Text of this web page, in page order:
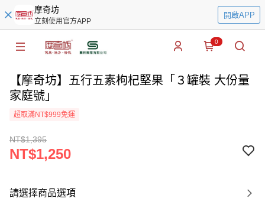
摩奇坊
立刻使用官方APP
開啟APP
0
【摩奇坊】五行五素枸杞堅果「３罐裝 大份量
家庭號」
超取滿NT$999免運
NT$1,395
NT$1,250
請選擇商品選項